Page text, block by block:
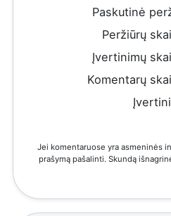
Paskutinė
Peržiūrų
Įvertinimų
Komentarų
Jei komentaruose yra asmeninės
prašymą pašalinti. Skundą